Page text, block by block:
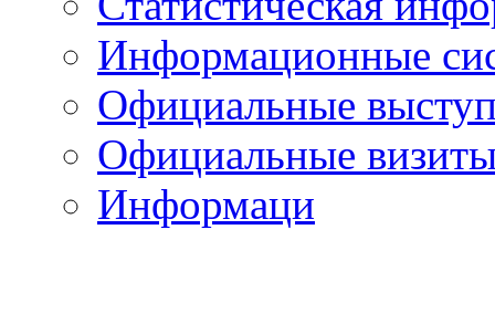
Информационные
Официальные
Официальные
Информаци